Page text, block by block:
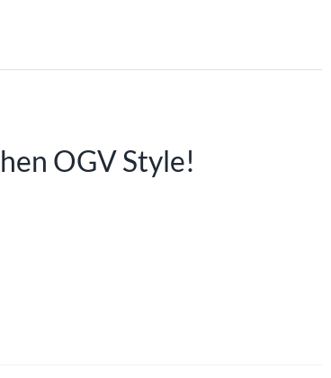
OGV Style!